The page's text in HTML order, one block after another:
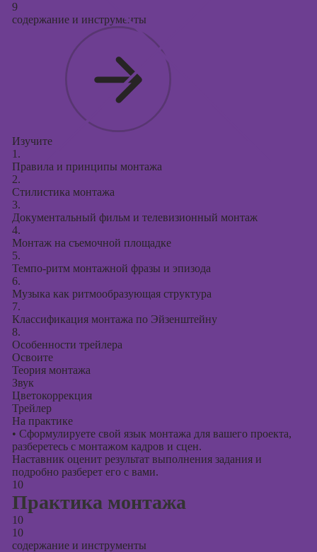
9
содержание и инструменты
Изучите
1.
Правила и принципы монтажа
2.
Стилистика монтажа
3.
Документальный фильм и телевизионный монтаж
4.
Монтаж на съемочной площадке
5.
Темпо-ритм монтажной фразы и эпизода
6.
Музыка как ритмообразующая структура
7.
Классификация монтажа по Эйзенштейну
8.
Особенности трейлера
Освоите
Теория монтажа
Звук
Цветокоррекция
Трейлер
На практике
• Сформулируете свой язык монтажа для вашего проекта,
разберетесь с монтажом кадров и сцен.
Наставник оценит результат выполнения задания и
подробно разберет его с вами.
10
Практика монтажа
10
10
содержание и инструменты